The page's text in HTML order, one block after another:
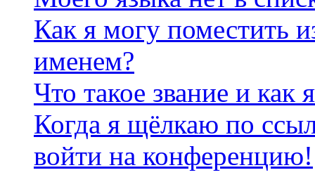
Как я могу поместить
именем?
Что такое звание и как
Когда я щёлкаю по
войти на конференцию!